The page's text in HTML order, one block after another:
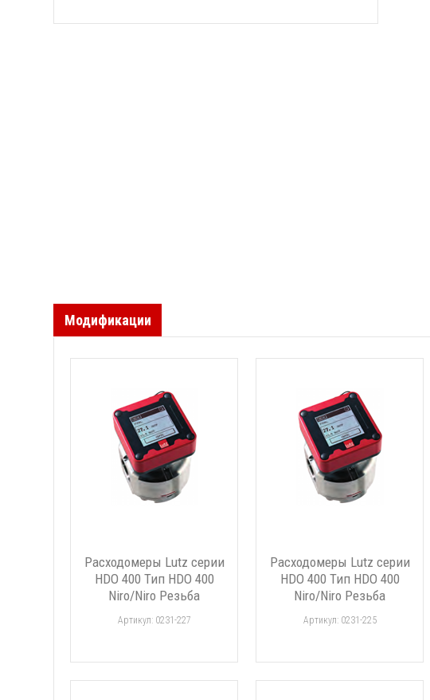
Модификации
Расходомеры Lutz серии
HDO 400 Тип HDO 400
Niro/Niro Резьба
Артикул: 0231-227
Расходомеры Lutz серии
HDO 400 Тип HDO 400
Niro/Niro Резьба
Артикул: 0231-225